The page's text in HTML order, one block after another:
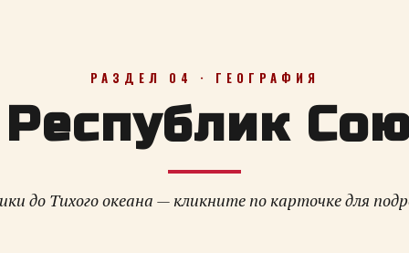
РАЗДЕЛ 04 · ГЕОГРАФИЯ
Республик
до Тихого океана — кликните по карточке для